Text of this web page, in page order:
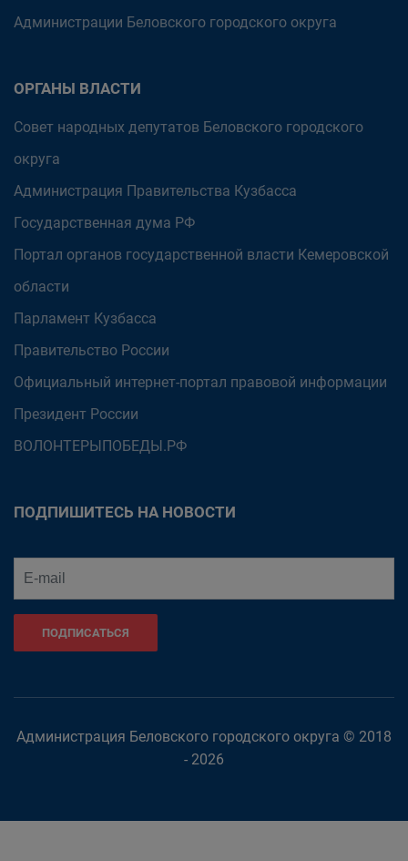
Администрации Беловского городского округа
ОРГАНЫ ВЛАСТИ
Совет народных депутатов Беловского городского
округа
Администрация Правительства Кузбасса
Государственная дума РФ
Портал органов государственной власти Кемеровской
области
Парламент Кузбасса
Правительство России
Официальный интернет-портал правовой информации
Президент России
ВОЛОНТЕРЫПОБЕДЫ.РФ
ПОДПИШИТЕСЬ НА НОВОСТИ
ПОДПИСАТЬСЯ
Администрация Беловского городского округа © 2018
- 2026